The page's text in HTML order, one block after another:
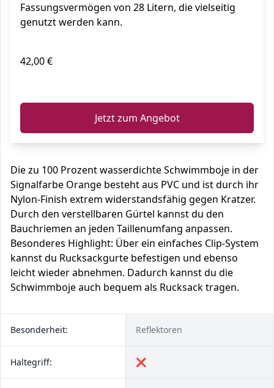
Fassungsvermögen von 28 Litern, die vielseitig
genutzt werden kann.
42,00 €
Jetzt zum Angebot
Die zu 100 Prozent wasserdichte Schwimmboje in der
Signalfarbe Orange besteht aus PVC und ist durch ihr
Nylon-Finish extrem widerstandsfähig gegen Kratzer.
Durch den verstellbaren Gürtel kannst du den
Bauchriemen an jeden Taillenumfang anpassen.
Besonderes Highlight: Über ein einfaches Clip-System
kannst du Rucksackgurte befestigen und ebenso
leicht wieder abnehmen. Dadurch kannst du die
Schwimmboje auch bequem als Rucksack tragen.
Besonderheit: Reflektoren
Haltegriff: ❌